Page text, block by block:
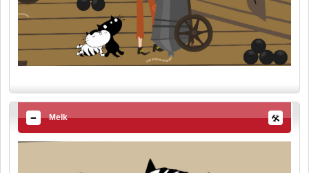
Melk